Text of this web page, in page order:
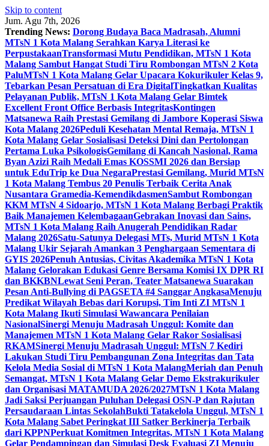
Skip to content
Jum. Agu 7th, 2026
Trending News: Dorong Budaya Baca Madrasah, Alumni
MTsN 1 Kota Malang Serahkan Karya Literasi ke
PerpustakaanTransformasi Mutu Pendidikan, MTsN 1 Kota
Malang Sambut Hangat Studi Tiru Rombongan MTsN 2 Kota
PaluMTsN 1 Kota Malang Gelar Upacara Kokurikuler Kelas 9,
Tebarkan Pesan Persatuan di Era DigitalTingkatkan Kualitas
Pelayanan Publik, MTsN 1 Kota Malang Gelar Bimtek
Excellent Front Office Berbasis IntegritasKontingen
Matsanewa Raih Prestasi Gemilang di Jambore Koperasi Siswa
Kota Malang 2026Peduli Kesehatan Mental Remaja, MTsN 1
Kota Malang Gelar Sosialisasi Deteksi Dini dan Pertolongan
Pertama Luka PsikologisGemilang di Kancah Nasional, Rama
Byan Azizi Raih Medali Emas KOSSMI 2026 dan Bersiap
untuk EduTrip ke Dua NegaraPrestasi Gemilang, Murid MTsN
1 Kota Malang Tembus 20 Penulis Terbaik Cerita Anak
Nusantara Gramedia-KemendikdasmenSambut Rombongan
KKM MTsN 4 Sidoarjo, MTsN 1 Kota Malang Berbagi Praktik
Baik Manajemen KelembagaanGebrakan Inovasi dan Sains,
MTsN 1 Kota Malang Raih Anugerah Pendidikan Radar
Malang 2026Satu-Satunya Delegasi MTs, Murid MTsN 1 Kota
Malang Ukir Sejarah Amankan 3 Penghargaan Sementara di
GYIS 2026Penuh Antusias, Civitas Akademika MTsN 1 Kota
Malang Gelorakan Edukasi Genre Bersama Komisi IX DPR RI
dan BKKBNLewat Seni Peran, Teater Matsanewa Suarakan
Pesan Anti-Bullying di PAGSETA #4 Sanggar AngkasaMenuju
Predikat Wilayah Bebas dari Korupsi, Tim Inti ZI MTsN 1
Kota Malang Ikuti Simulasi Wawancara Penilaian
NasionalSinergi Menuju Madrasah Unggul: Komite dan
Manajemen MTsN 1 Kota Malang Gelar Rakor Sosialisasi
RKAMSinergi Menuju Madrasah Unggul: MTsN 7 Kediri
Lakukan Studi Tiru Pembangunan Zona Integritas dan Tata
Kelola Media Sosial di MTsN 1 Kota MalangMeriah dan Penuh
Semangat, MTsN 1 Kota Malang Gelar Demo Ekstrakurikuler
dan Organisasi MATAMUDA 2026/2027MTsN 1 Kota Malang
Jadi Saksi Perjuangan Puluhan Delegasi OSN-P dan Rajutan
Persaudaraan Lintas SekolahBukti Tatakelola Unggul, MTsN 1
Kota Malang Sabet Peringkat III Satker Berkinerja Terbaik
dari KPPNPerkuat Komitmen Integritas, MTsN 1 Kota Malang
Gelar Pendampingan dan Simulasi Desk Evaluasi ZI Menuju